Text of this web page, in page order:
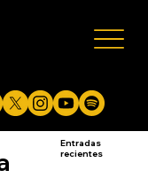
Entradas
recientes